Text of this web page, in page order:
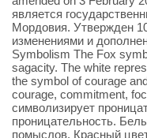
является
Мордовия. Утвержден
изменениями и
Symbolism The Fox
sagacity. The white
the symbol of courage
courage, commitment,
символизирует
проницательность.
помыслов. Красный